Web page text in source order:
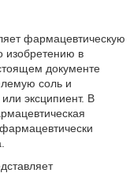
фармацевтическую
изобретению в
документе
соль и
эксципиент. В